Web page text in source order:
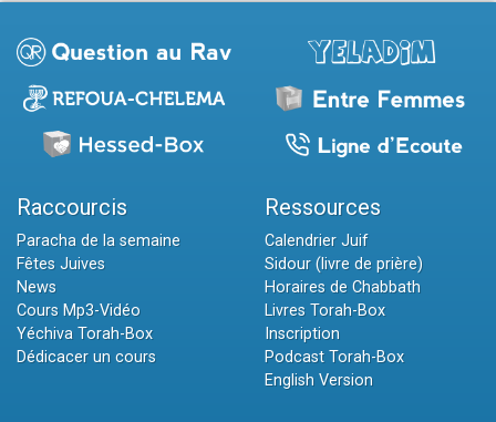
Raccourcis
Paracha de la semaine
Fêtes Juives
News
Cours Mp3-Vidéo
Yéchiva Torah-Box
Dédicacer un cours
Ressources
Calendrier Juif
Sidour (livre de prière)
Horaires de Chabbath
Livres Torah-Box
Inscription
Podcast Torah-Box
English Version